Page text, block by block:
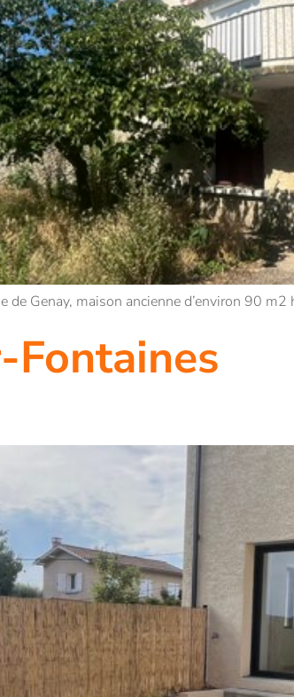
de Genay, maison ancienne d’environ 90
Fontaines